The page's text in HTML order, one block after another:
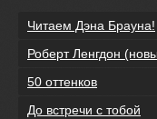
Читаем Дэна Брауна!
Роберт Ленгдон
50 оттенков
До встречи с тобой